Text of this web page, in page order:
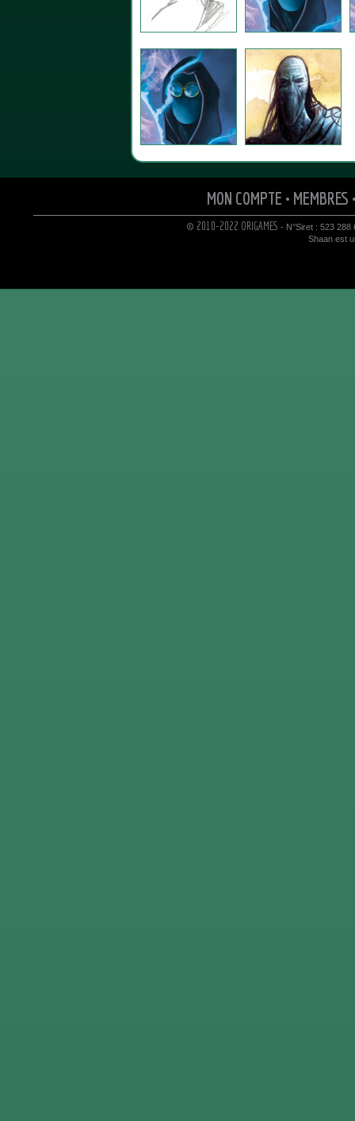
MON COMPTE • MEMBRES
© 2010-2022 ORIGAMES - N°Siret : 523 288
Shaan est